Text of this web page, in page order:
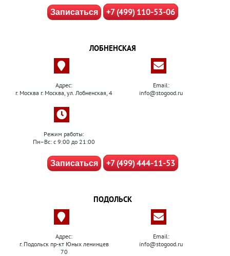
Записаться +7 (499) 110-53-06
ЛОБНЕНСКАЯ
Адрес:
г. Москва г. Москва, ул. Лобненская, 4
Email:
info@stogood.ru
Режим работы:
Пн–Вс: с 9:00 до 21:00
Записаться +7 (499) 444-11-53
ПОДОЛЬСК
Адрес:
г. Подольск пр-кт Юных ленинцев
70
Email:
info@stogood.ru